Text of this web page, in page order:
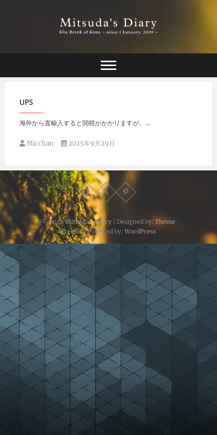
Mitsuda's Diary
UPS
海外から直輸入すると関税がかかりますが、…
Micchan 2025年9月29日
© 2026Mitsuda's Diary| Designed by: Theme
Freesia| Powered by: WordPress